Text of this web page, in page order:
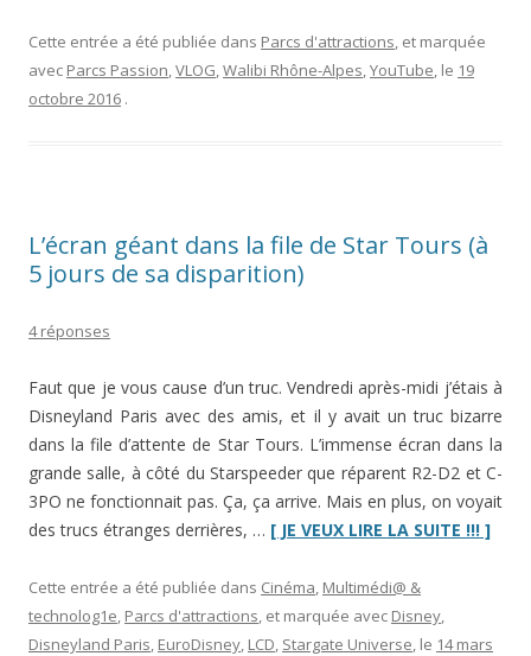
découverte
de
bois
de
ans
!”
Cette entrée a été publiée dans Parcs d'attractions, et marquée
avec Parcs Passion,VLOG,Walibi Rhône-Alpes,YouTube, le 19
octobre 2016 .
L’écran géant dans la file de Star Tours (à
5 jours de sa disparition)
4 réponses
Faut que je vous cause d’un truc. Vendredi après-midi j’étais à
Disneyland Paris avec des amis, et il y avait un truc bizarre
dans la file d’attente de Star Tours. L’immense écran dans la
grande salle, à côté du Starspeeder que réparent R2-D2 et C-
3PO ne fonctionnait pas. Ça, ça arrive. Mais en plus, on voyait
des trucs étranges derrières, … [ JE VEUX LIRE LA SUITE !!! ]
file
Cette entrée a été publiée dans Cinéma, Multimédi@ &
technolog1e, Parcs d'attractions, et marquée avec Disney,
Disneyland Paris, EuroDisney, LCD, Stargate Universe, le 14 mars